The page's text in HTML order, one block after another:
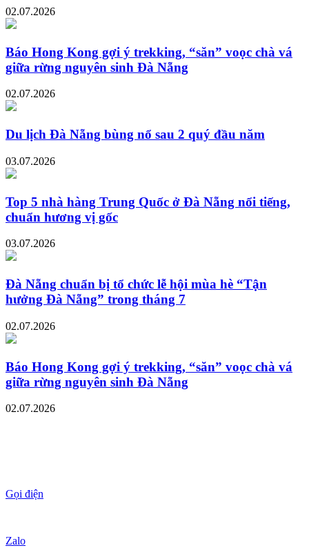
02.07.2026
Báo Hong Kong gợi ý trekking, “săn” voọc chà vá
giữa rừng nguyên sinh Đà Nẵng
02.07.2026
Du lịch Đà Nẵng bùng nổ sau 2 quý đầu năm
03.07.2026
Top 5 nhà hàng Trung Quốc ở Đà Nẵng nổi tiếng,
chuẩn hương vị gốc
03.07.2026
Đà Nẵng chuẩn bị tổ chức lễ hội mùa hè “Tận
hưởng Đà Nẵng” trong tháng 7
02.07.2026
Báo Hong Kong gợi ý trekking, “săn” voọc chà vá
giữa rừng nguyên sinh Đà Nẵng
02.07.2026
Gọi điện
Zalo